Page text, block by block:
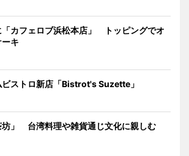
「カフェロブ浜松本店」 トッピングでオ
キ
ストロ新店「Bistrot's Suzette」
坊」 台湾料理や雑貨通じ文化に親しむ